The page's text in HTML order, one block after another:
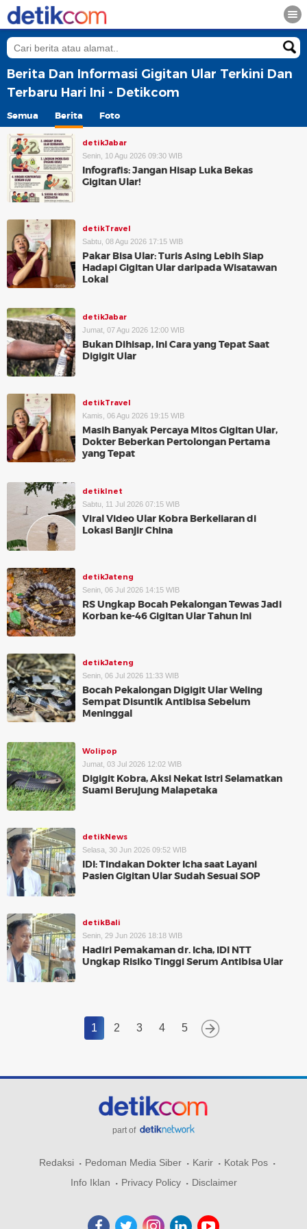
Berita Dan Informasi Gigitan Ular Terkini Dan
Terbaru Hari Ini - Detikcom
Semua Berita Foto
detikJabar
Senin, 10 Agu 2026 09:30 WIB
Infografis: Jangan Hisap Luka Bekas
Gigitan Ular!
detikTravel
Sabtu, 08 Agu 2026 17:15 WIB
Pakar Bisa Ular: Turis Asing Lebih Siap
Hadapi Gigitan Ular daripada Wisatawan
Lokal
detikJabar
Jumat, 07 Agu 2026 12:00 WIB
Bukan Dihisap, Ini Cara yang Tepat Saat
Digigit Ular
detikTravel
Kamis, 06 Agu 2026 19:15 WIB
Masih Banyak Percaya Mitos Gigitan Ular,
Dokter Beberkan Pertolongan Pertama
yang Tepat
detikInet
Sabtu, 11 Jul 2026 07:15 WIB
Viral Video Ular Kobra Berkeliaran di
Lokasi Banjir China
detikJateng
Senin, 06 Jul 2026 14:15 WIB
RS Ungkap Bocah Pekalongan Tewas Jadi
Korban ke-46 Gigitan Ular Tahun Ini
detikJateng
Senin, 06 Jul 2026 11:33 WIB
Bocah Pekalongan Digigit Ular Weling
Sempat Disuntik Antibisa Sebelum
Meninggal
Wolipop
Jumat, 03 Jul 2026 12:02 WIB
Digigit Kobra, Aksi Nekat Istri Selamatkan
Suami Berujung Malapetaka
detikNews
Selasa, 30 Jun 2026 09:52 WIB
IDI: Tindakan Dokter Icha saat Layani
Pasien Gigitan Ular Sudah Sesuai SOP
detikBali
Senin, 29 Jun 2026 18:18 WIB
Hadiri Pemakaman dr. Icha, IDI NTT
Ungkap Risiko Tinggi Serum Antibisa Ular
1 2 3 4 5
part of
Redaksi Pedoman Media Siber Karir
Kotak Pos
Info Iklan
Privacy Policy Disclaimer